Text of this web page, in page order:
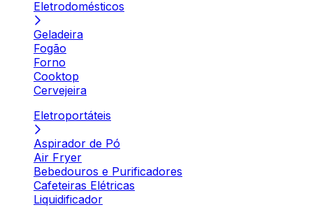
Eletrodomésticos
Geladeira
Fogão
Forno
Cooktop
Cervejeira
Eletroportáteis
Aspirador de Pó
Air Fryer
Bebedouros e Purificadores
Cafeteiras Elétricas
Liquidificador